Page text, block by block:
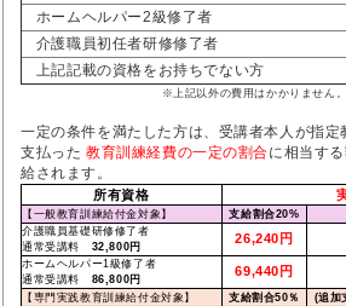
ホームヘルパー2級修了者
介護職員初任者研修修了者
上記記載の資格をお持ちでない方
※上記以外の費用はかかりません
一定の条件を満たした方は、受講者本人が指定
支払った 教育訓練経費の一定の割合に相当す
給されます。
所有資格
【一般教育訓練給付金対象】 支給割合20%
介護職員基礎研修修了者
通常受講料 32,800円
26,240円
ホームヘルパー1級修了者
通常受講料 86,800円
69,440円
【専門実践教育訓練給付金対象】 支給割合50％ (追加